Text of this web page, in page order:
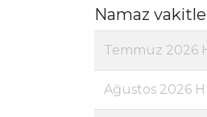
Namaz
Temmuz 2026
Ağustos 2026